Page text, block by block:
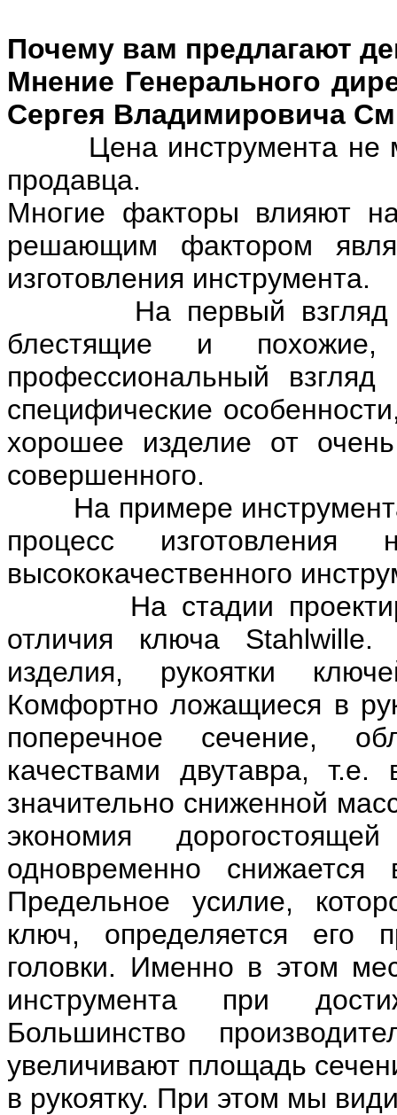
Почему вам предлагают
Мнение Генерального
Сергея Владимировича
Цена инструмента не
продавца.
Многие факторы влияют
решающим фактором
изготовления инструмента.
На первый взгляд
блестящие и
профессиональный взгляд
специфические
хорошее изделие от
совершенного.
На примере
процесс
высококачественного
На стадии
отличия ключа Stahlwille.
изделия, рукоятки
Комфортно ложащиеся в
поперечное сечение,
качествами двутавра,
значительно сниженной
экономия
одновременно снижается
Предельное усилие,
ключ, определяется его
головки. Именно в этом
инструмента при
Большинство
увеличивают площадь
в рукоятку. При этом мы